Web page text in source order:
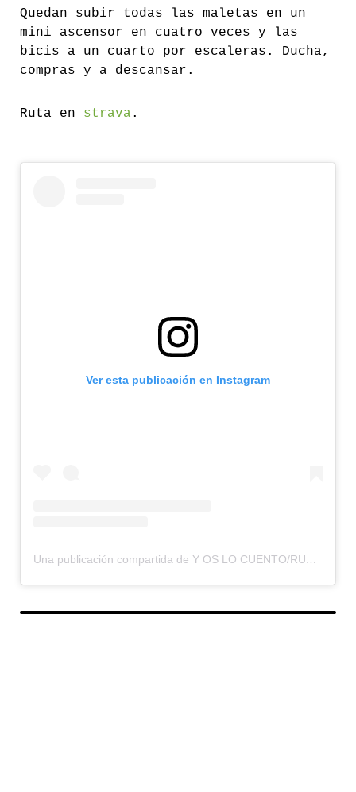
Quedan subir todas las maletas en un
mini ascensor en cuatro veces y las
bicis a un cuarto por escaleras. Ducha,
compras y a descansar.
Ruta en strava .
Ver esta publicación en Instagram
Una publicación compartida de Y OS LO CUENTO/RUMBOS OLVIDADOS (@yoslocuento)